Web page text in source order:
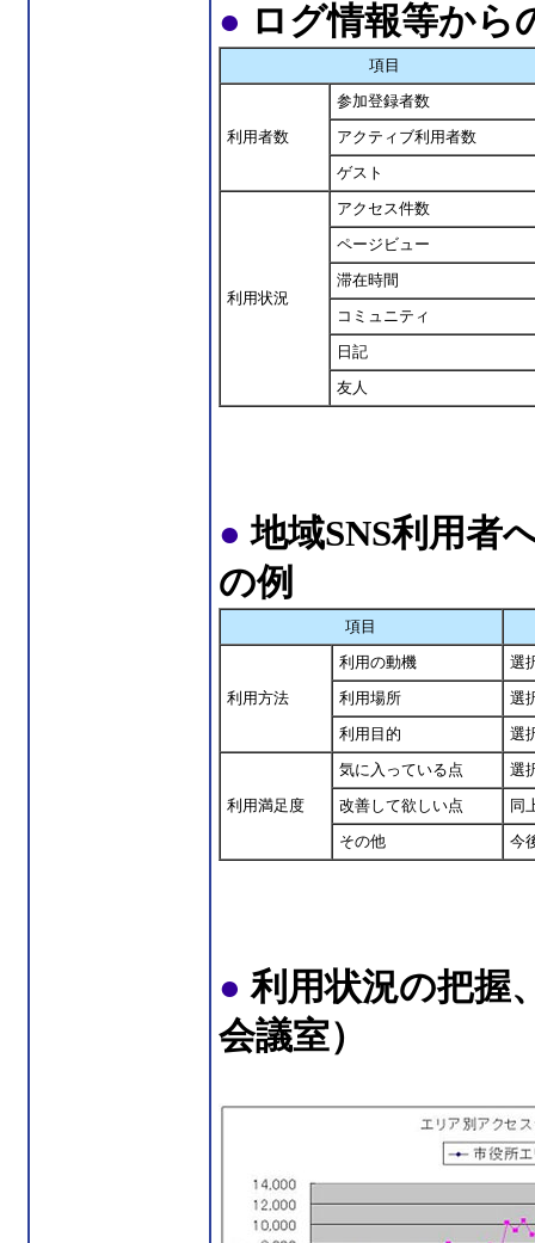
● ログ情報等から
項目
利用者数
参加登録者数
アクティブ利用者数
ゲスト
利用状況
アクセス件数
ページビュー
滞在時間
コミュニティ
日記
友人
● 地域SNS利用者
の例
項目
利用方法
利用の動機
選
利用場所
選
利用目的
選
利用満足度
気に入っている点
選
改善して欲しい点
同
その他
今
● 利用状況の把握
会議室）